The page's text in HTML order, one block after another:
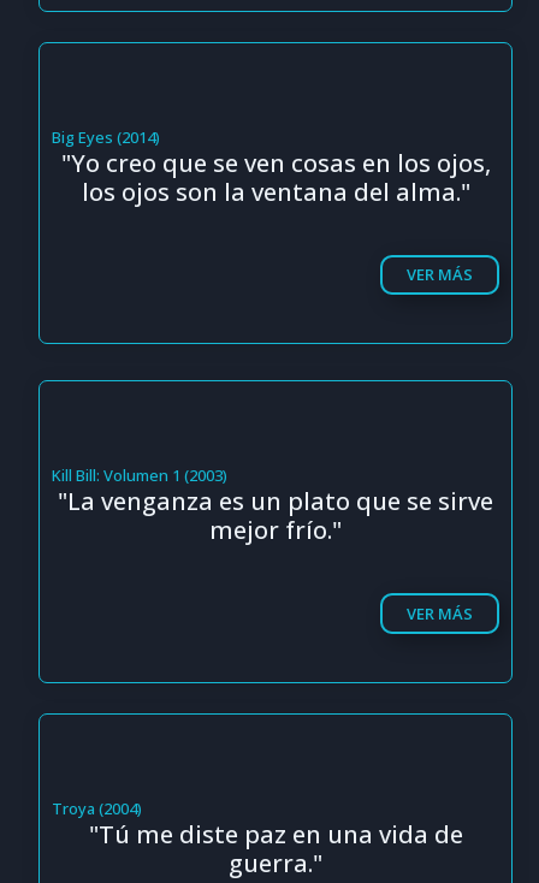
Big Eyes (2014)
"Yo creo que se ven cosas en los ojos,
los ojos son la ventana del alma."
VER MÁS
Kill Bill: Volumen 1 (2003)
"La venganza es un plato que se sirve
mejor frío."
VER MÁS
Troya (2004)
"Tú me diste paz en una vida de
guerra."